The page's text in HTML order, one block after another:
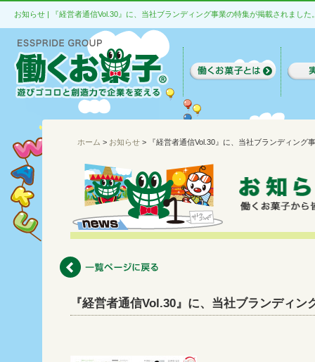
お知らせ | 『経営者通信Vol.30』に、当社ブランディング事業の特集が掲載されました
ホーム > お知らせ > 『経営者通信Vol.30』に、当社ブランディング
『経営者通信Vol.30』に、当社ブランディ